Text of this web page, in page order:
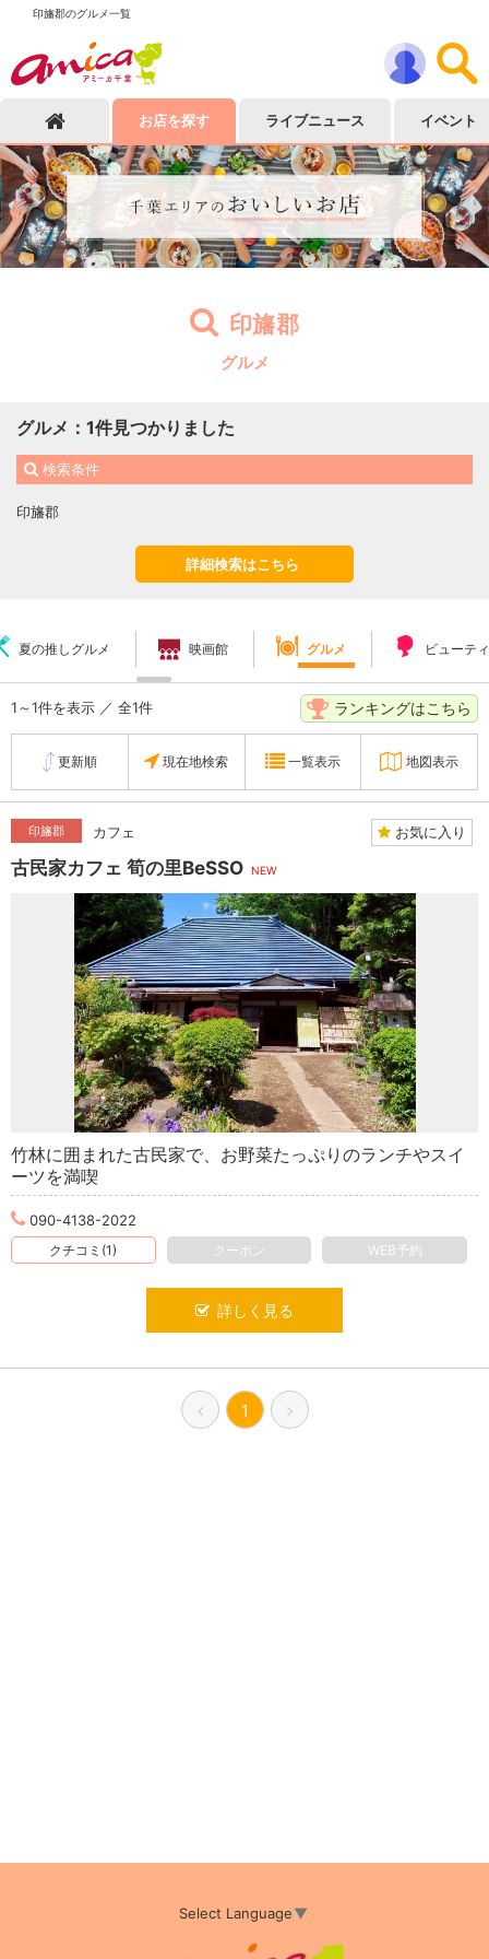
印旛郡のグルメ一覧
お店を探す ライブニュース イベント
印旛郡
グルメ
グルメ ： 1件見つかりました
検索条件
印旛郡
詳細検索はこちら
夏の推しグルメ 映画館 グルメ ビューテ
1～1件を表示 ／ 全1件 ランキングはこちら
更新順 現在地検索 一覧表示 地図表示
印旛郡 カフェ お気に入り
古民家カフェ 筍の里BeSSO NEW
竹林に囲まれた古民家で、お野菜たっぷりのランチやスイ
ーツを満喫
090-4138-2022
クチコミ(1) クーポン WEB予約
詳しく見る
1
Select Language▼